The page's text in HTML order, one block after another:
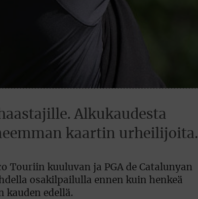
Alkukaudesta
kaartin urheilijoita.
Touriin kuuluvan ja PGA de Catalunyan
osakilpailulla ennen kuin henkeä
kauden edellä.